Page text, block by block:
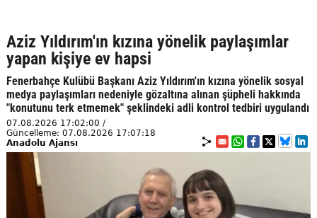
Aziz Yıldırım'ın kızına yönelik paylaşımlar
yapan kişiye ev hapsi
Fenerbahçe Kulübü Başkanı Aziz Yıldırım'ın kızına yönelik sosyal
medya paylaşımları nedeniyle gözaltına alınan şüpheli hakkında
"konutunu terk etmemek" şeklindeki adli kontrol tedbiri uygulandı
07.08.2026 17:02:00 /
Güncelleme: 07.08.2026 17:07:18
Anadolu Ajansı